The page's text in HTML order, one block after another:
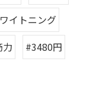
イトニング
力
#3480円